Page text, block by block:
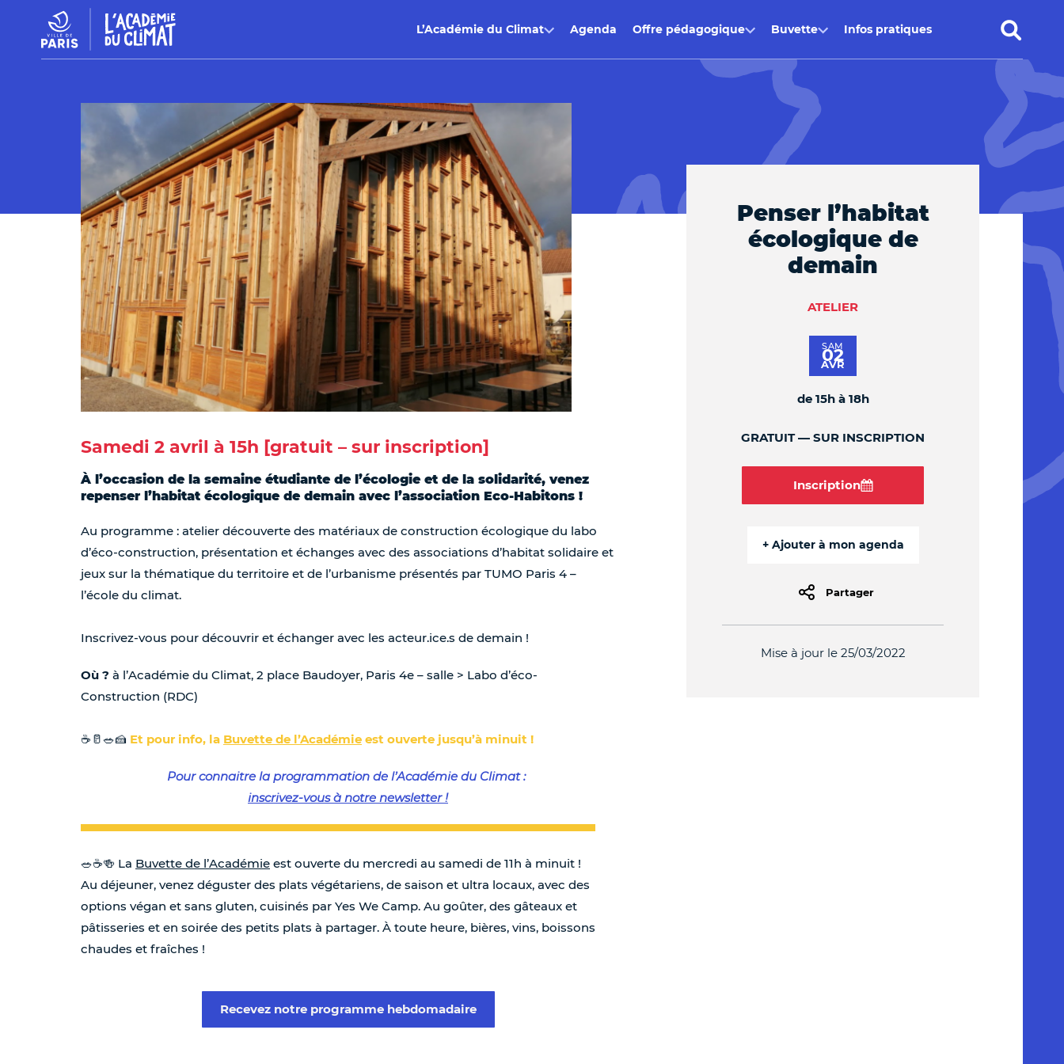
L’Académie du Climat Agenda Offre pédagogique Buvette Infos pratiques
Penser l’habitat
écologique de
demain
ATELIER
SAM
02
AVR
de 15h à 18h
GRATUIT SUR INSCRIPTION
Inscription
Partager
Mise à jour le 25/03/2022
Samedi 2 avril à 15h [gratuit – sur inscription]
À l’occasion de la semaine étudiante de l’écologie et de la solidarité, venez
repenser l’habitat écologique de demain avec l’association Eco-Habitons !
Au programme : atelier découverte des matériaux de construction écologique du labo
d’éco-construction, présentation et échanges avec des associations d’habitat solidaire et
jeux sur la thématique du territoire et de l’urbanisme présentés par TUMO Paris 4 –
l’école du climat.
Inscrivez-vous pour découvrir et échanger avec les acteur.ice.s de demain !
Où ? à l’Académie du Climat, 2 place Baudoyer, Paris 4e – salle > Labo d’éco-
Construction (RDC)
☕🥛🥗🍰 Et pour info, la Buvette de l’Académie est ouverte jusqu’à minuit !
Pour connaitre la programmation de l’Académie du Climat :
inscrivez-vous à notre newsletter !
🥗☕️🍻 La Buvette de l’Académie est ouverte du mercredi au samedi de 11h à minuit !
Au déjeuner, venez déguster des plats végétariens, de saison et ultra locaux, avec des
options végan et sans gluten, cuisinés par Yes We Camp. Au goûter, des gâteaux et
pâtisseries et en soirée des petits plats à partager. À toute heure, bières, vins, boissons
chaudes et fraîches !
Recevez notre programme hebdomadaire